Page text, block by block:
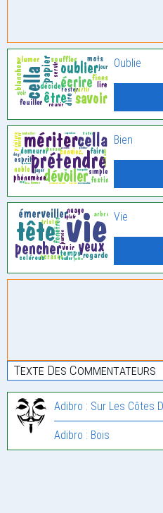
Oublie
Bien
Vie
Texte Des Commentateurs
Adibro : Sur Les Côtes
Adibro : Bois